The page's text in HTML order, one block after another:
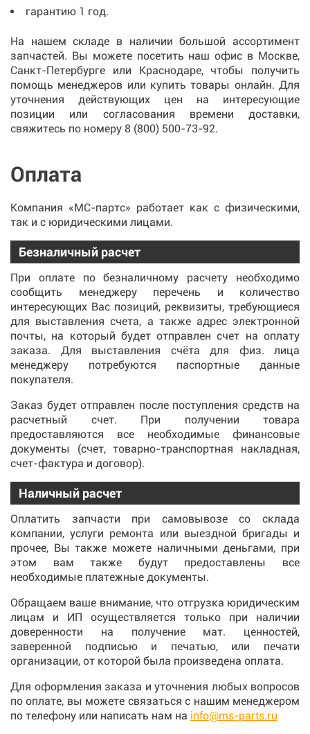
гарантию 1 год.
На нашем складе в наличии большой ассортимент
запчастей. Вы можете посетить наш офис в Москве,
Санкт-Петербурге или Краснодаре, чтобы получить
помощь менеджеров или купитьтовары онлайн. Для
уточнения действующих цен на интересующие
позиции или согласования времени доставки,
свяжитесь по номеру 8 (800) 500-73-92.
Оплата
Компания «МС-партс» работает как с физическими,
так и с юридическими лицами.
Безналичный расчет
При оплате по безналичному расчету необходимо
сообщить менеджеру перечень и количество
интересующих Вас позиций, реквизиты, требующиеся
для выставления счета, а также адрес электронной
почты, на который будет отправлен счет на оплату
заказа. Для выставления счёта для физ. лица
менеджеру потребуются паспортные данные
покупателя.
Заказ будет отправлен после поступления средств на
расчетный счет. При получении товара
предоставляются все необходимые финансовые
документы (счет, товарно-транспортная накладная,
счет-фактура и договор).
Наличный расчет
Оплатить запчасти при самовывозе со склада
компании, услуги ремонта или выездной бригады и
прочее, Вы также можете наличными деньгами, при
этом вам также будут предоставлены все
необходимые платежные документы.
Обращаем ваше внимание, что отгрузка юридическим
лицам и ИП осуществляется только при наличии
доверенности на получение мат. ценностей,
заверенной подписью и печатью, или печати
организации, от которой была произведена оплата.
Для оформления заказа и уточнения любых вопросов
по оплате, вы можете связаться с нашим менеджером
по телефону или написать нам на info@ms-parts.ru